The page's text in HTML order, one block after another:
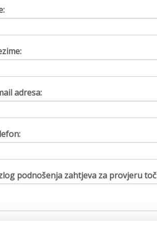
adresa:
podnošenja zahtjeva za provjeru